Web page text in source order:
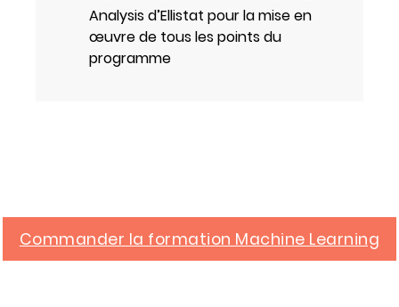
Analysis d’Ellistat pour la mise en
œuvre de tous les points du
programme
Commander la formation Machine Learning